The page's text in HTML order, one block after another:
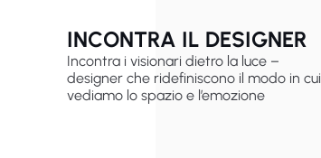
INCONTRA IL DESIGNER
Incontra i visionari dietro la luce –
designer che ridefiniscono il modo in cui
vediamo lo spazio e l’emozione